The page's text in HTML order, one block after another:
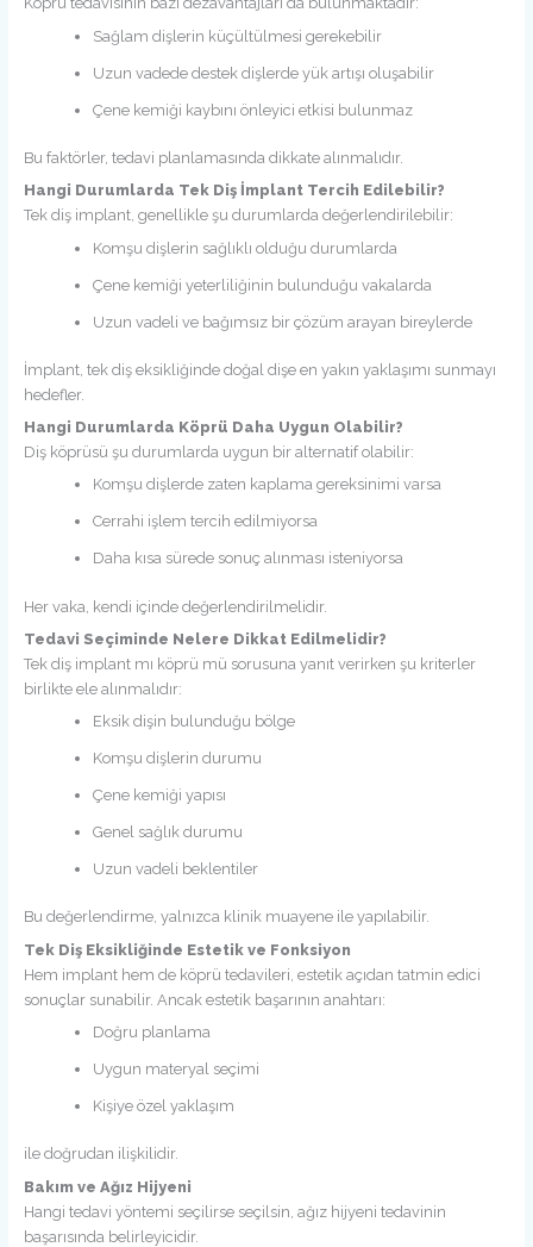
Sağlam dişlerin küçültülmesi gerekebilir
Uzun vadede destek dişlerde yük artışı oluşabilir
Çene kemiği kaybını önleyici etkisi bulunmaz
Bu faktörler, tedavi planlamasında dikkate alınmalıdır.
Hangi Durumlarda Tek Diş İmplant Tercih Edilebilir?
Tek diş implant, genellikle şu durumlarda değerlendirilebilir:
Komşu dişlerin sağlıklı olduğu durumlarda
Çene kemiği yeterliliğinin bulunduğu vakalarda
Uzun vadeli ve bağımsız bir çözüm arayan bireylerde
İmplant, tek diş eksikliğinde doğal dişe en yakın yaklaşımı sunmayı
hedefler.
Hangi Durumlarda Köprü Daha Uygun Olabilir?
Diş köprüsü şu durumlarda uygun bir alternatif olabilir:
Komşu dişlerde zaten kaplama gereksinimi varsa
Cerrahi işlem tercih edilmiyorsa
Daha kısa sürede sonuç alınması isteniyorsa
Her vaka, kendi içinde değerlendirilmelidir.
Tedavi Seçiminde Nelere Dikkat Edilmelidir?
Tek diş implant mı köprü mü sorusuna yanıt verirken şu kriterler
birlikte ele alınmalıdır:
Eksik dişin bulunduğu bölge
Komşu dişlerin durumu
Çene kemiği yapısı
Genel sağlık durumu
Uzun vadeli beklentiler
Bu değerlendirme, yalnızca klinik muayene ile yapılabilir.
Tek Diş Eksikliğinde Estetik ve Fonksiyon
Hem implant hem de köprü tedavileri, estetik açıdan tatmin edici
sonuçlar sunabilir. Ancak estetik başarının anahtarı:
Doğru planlama
Uygun materyal seçimi
Kişiye özel yaklaşım
ile doğrudan ilişkilidir.
Bakım ve Ağız Hijyeni
Hangi tedavi yöntemi seçilirse seçilsin, ağız hijyeni tedavinin
başarısında belirleyicidir.